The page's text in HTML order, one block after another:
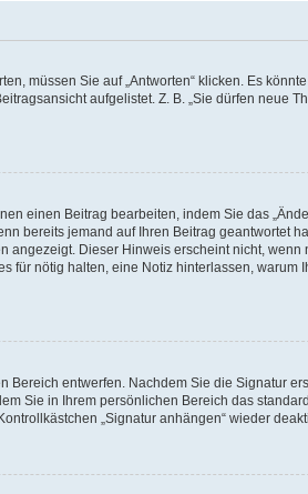
müssen Sie auf „Antworten“ klicken. Es
aufgelistet. Z. B. „Sie dürfen neue
einen Beitrag bearbeiten, indem Sie das
bereits jemand auf Ihren Beitrag geantwortet
Dieser Hinweis erscheint nicht, wenn
für nötig halten, eine Notiz hinterlassen, warum
entwerfen. Nachdem Sie die Signatur
Sie in Ihrem persönlichen Bereich das
„Signatur anhängen“ wieder